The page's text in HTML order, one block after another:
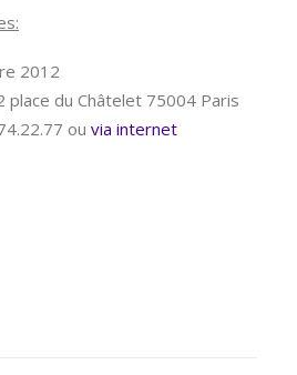
2012
place du Châtelet 75004 Paris
ou via internet